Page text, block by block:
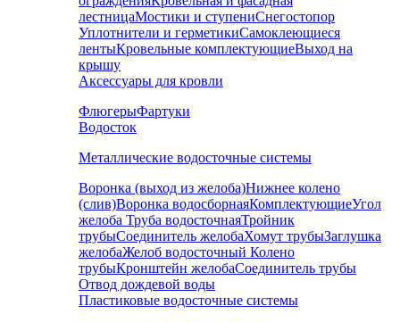
лестницаМостики и ступениСнегостопор
Уплотнители и герметикиСамоклеющиеся
лентыКровельные комплектующиеВыход на
крышу
Аксессуары для кровли
ФлюгерыФартуки
Водосток
Металлические водосточные системы
Воронка (выход из желоба)Нижнее колено
(слив)Воронка водосборнаяКомплектующиеУгол
желоба Труба водосточнаяТройник
трубыСоединитель желобаХомут трубыЗаглушка
желобаЖелоб водосточный Колено
трубыКронштейн желобаСоединитель трубы
Отвод дождевой воды
Пластиковые водосточные системы